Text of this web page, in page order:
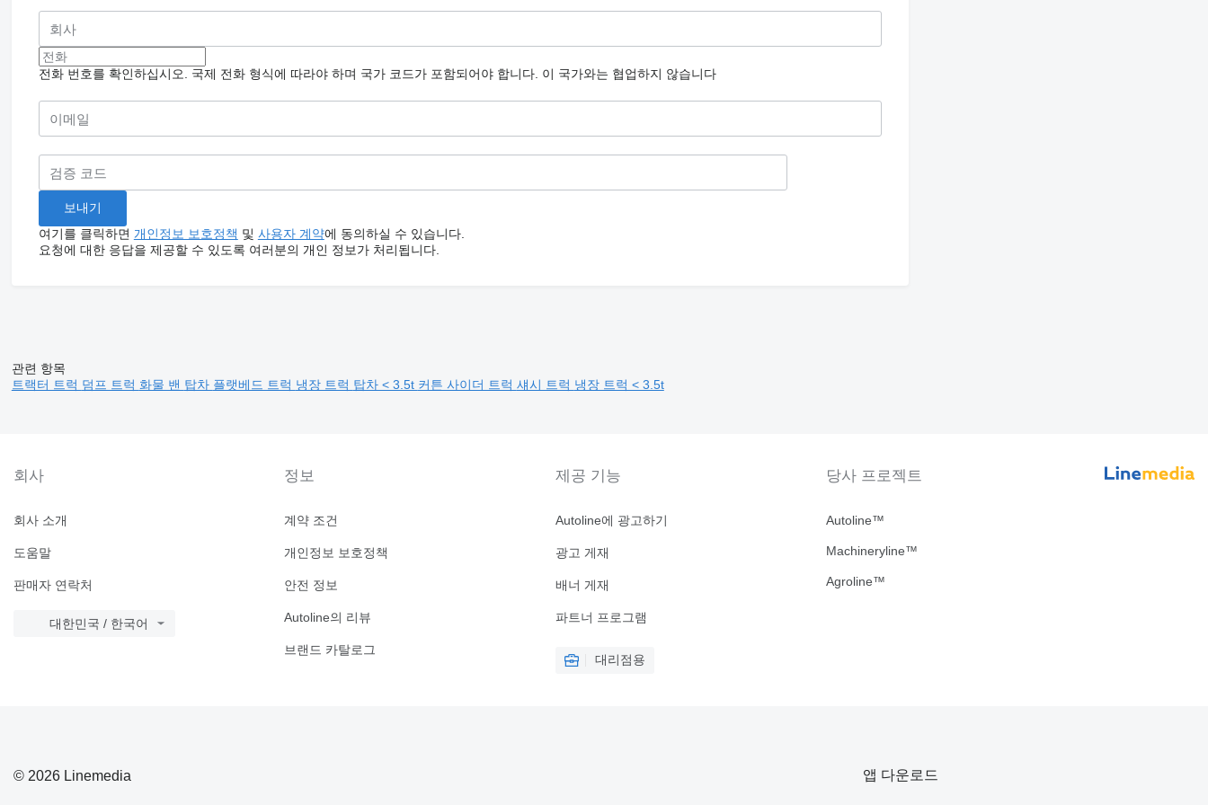
전화 번호를 확인하십시오. 국제 전화 형식에 따라야 하며 국가 코드가 포함되어야 합니다. 이 국가와는 협업하지 않습니다
여기를 클릭하면 개인정보 보호정책 및 사용자 계약에 동의하실 수 있습니다.
요청에 대한 응답을 제공할 수 있도록 여러분의 개인 정보가 처리됩니다.
관련 항목
트랙터 트럭 덤프 트럭 화물 밴 탑차 플랫베드 트럭 냉장 트럭 탑차 < 3.5t 커튼 사이더 트럭 섀시 트럭 냉장 트럭 < 3.5t
회사
회사 소개
도움말
판매자 연락처
대한민국 / 한국어
정보
계약 조건
개인정보 보호정책
안전 정보
Autoline의 리뷰
브랜드 카탈로그
제공 기능
Autoline에 광고하기
광고 게재
배너 게재
파트너 프로그램
대리점용
당사 프로젝트
Autoline™
Machineryline™
Agroline™
© 2026 Linemedia 앱 다운로드